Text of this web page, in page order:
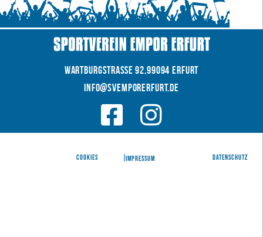
WARTBURGSTRAße 92,99094 Erfurt
INFO@SVEMPORERFURT.de
Datenschutz
IMPRESSUM
|
COOKIES